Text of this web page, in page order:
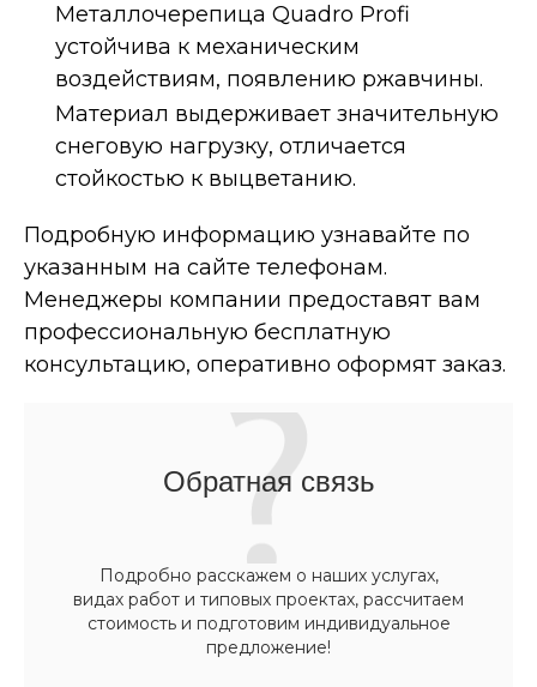
Металлочерепица Quadro Profi
устойчива к механическим
воздействиям, появлению ржавчины.
Материал выдерживает значительную
снеговую нагрузку, отличается
стойкостью к выцветанию.
Подробную информацию узнавайте по
указанным на сайте телефонам.
Менеджеры компании предоставят вам
профессиональную бесплатную
консультацию, оперативно оформят заказ.
Обратная связь
Подробно расскажем о наших услугах,
видах работ и типовых проектах, рассчитаем
стоимость и подготовим индивидуальное
предложение!